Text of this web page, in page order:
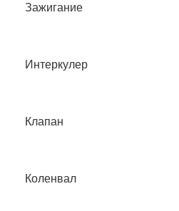
Зажигание
Интеркулер
Клапан
Коленвал